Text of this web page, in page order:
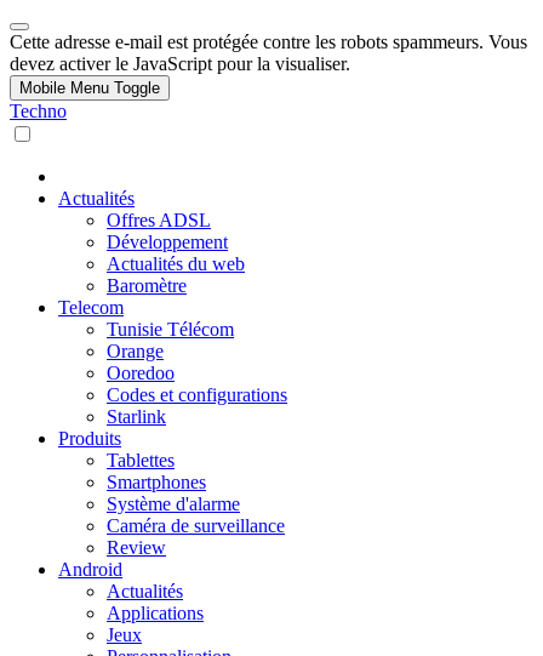
Cette adresse e-mail est protégée contre les robots spammeurs. Vous
devez activer le JavaScript pour la visualiser.
Mobile Menu Toggle
Techno
Actualités
Offres ADSL
Développement
Actualités du web
Baromètre
Telecom
Tunisie Télécom
Orange
Ooredoo
Codes et configurations
Starlink
Produits
Tablettes
Smartphones
Système d'alarme
Caméra de surveillance
Review
Android
Actualités
Applications
Jeux